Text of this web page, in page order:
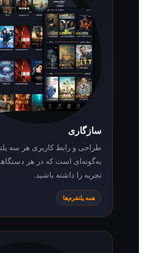
طراحی و رابط کاربری هر سه پلتفرم سناریو
به‌گونه‌ای است که در هر دستگاهی بهترین
تجربه را داشته باشید.
همه پلتفرم‌ها